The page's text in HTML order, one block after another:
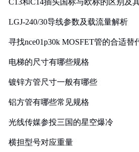
C13和C14插头国标与欧标的区别及
LGJ-240/30导线参数及载流量解析
寻找nce01p30k MOSFET管的合适替
电梯的尺寸有哪些规格
镀锌方管尺寸一般有哪些
铝方管有哪些常见规格
光线传媒参投三国的星空爆冷
横担型号对应重量